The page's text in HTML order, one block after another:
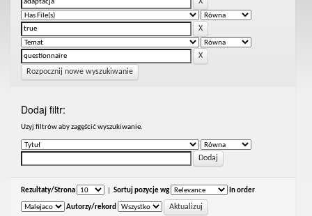
Rozpocznij nowe wyszukiwanie
Dodaj filtr:
Uzyj filtrów aby zagęścić wyszukiwanie.
Rezultaty/Strona Sortuj pozycje wg In order
Autorzy/rekord